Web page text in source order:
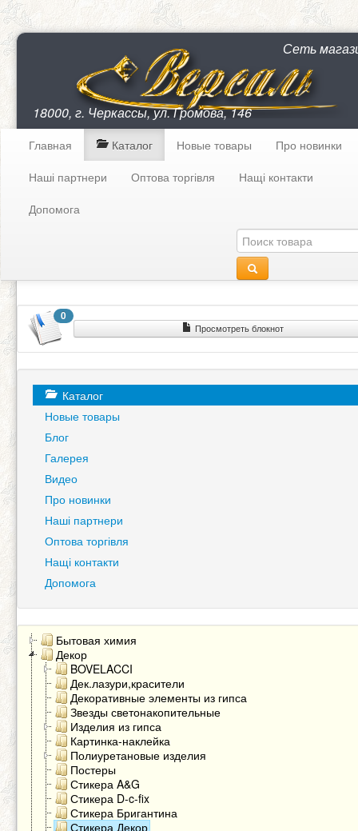
Сеть
18000, г. Черкассы, ул. Громова, 146
Главная Каталог Новые товары
Про новинки
Наші партнери
Оптова торгівля
Нащі контакти
Допомога
0
Просмотреть блокнот
Каталог
Новые товары
Блог
Галерея
Видео
Про новинки
Наші партнери
Оптова торгівля
Нащі контакти
Допомога
Бытовая химия
Декор
BOVELACCI
Дек.лазури,красители
Декоративные элементы из гипса
Звезды светонакопительные
Изделия из гипса
Картинка-наклейка
Полиуретановые изделия
Постеры
Стикера A&G
Стикера D-c-fix
Стикера Бригантина
Стикера Декор